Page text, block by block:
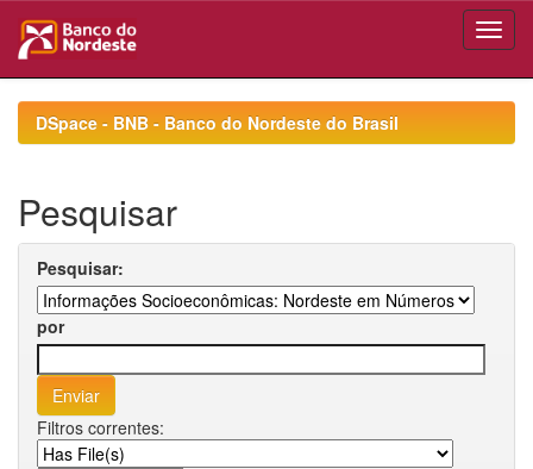
navigationDSpace - BNB - Banco do Nordeste do Brasil
Pesquisar
Pesquisar:
por
Filtros correntes: